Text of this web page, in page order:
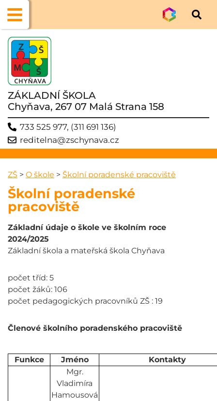
ZÁKLADNÍ ŠKOLA
Chyňava, 267 07 Malá Strana 158
733 525 977, (311 691 136)
reditelna@zschynava.cz
ZŠ > O škole > Školní poradenské pracoviště
Školní poradenské
pracoviště
Základní údaje o škole ve školním roce
2024/2025
Základní škola a mateřská škola Chyňava
počet tříd: 5
počet žáků: 106
počet pedagogických pracovníků ZŠ : 19
Členové školního poradenského pracoviště
Funkce Jméno Kontakty
Mgr.
Vladimíra
Hamousová